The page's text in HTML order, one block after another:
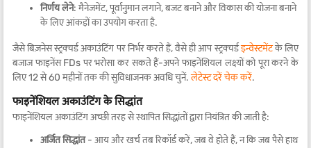
निर्णय लेने: मैनेजमेंट, पूर्वानुमान लगाने, बजट बनाने और विकास की योजना बनाने
के लिए आंकड़ों का उपयोग करता है.
जैसे बिज़नेस स्ट्रक्चर्ड अकाउंटिंग पर निर्भर करते हैं, वैसे ही आप स्ट्रक्चर्डइन्वेस्टमेंटके लिए
बजाज फाइनेंस FDs पर भरोसा कर सकते हैं-अपने फाइनेंशियल लक्ष्यों को पूरा करने के
लिए 12 से 60 महीनों तक की सुविधाजनक अवधि चुनें.लेटेस्ट दरें चेक करें.
फाइनेंशियल अकाउंटिंग के सिद्धांत
फाइनेंशियल अकाउंटिंग अच्छी तरह से स्थापित सिद्धांतों द्वारा नियंत्रित की जाती है:
अर्जित सिद्धांत- आय और खर्च तब रिकॉर्ड करें, जब वे होते हैं, न कि जब पैसे हाथ